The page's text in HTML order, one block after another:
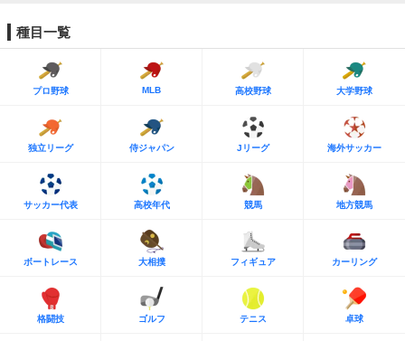
種目一覧
プロ野球 MLB 高校野球 大学野球
独立リーグ 侍ジャパン Jリーグ 海外サッカー
サッカー代表 高校年代 競馬 地方競馬
ボートレース 大相撲 フィギュア カーリング
格闘技 ゴルフ テニス 卓球